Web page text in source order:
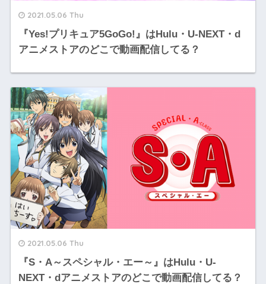
2021.05.06 Thu
『Yes!プリキュア5GoGo!』はHulu・U-NEXT・d
アニメストアのどこで動画配信してる？
2021.05.06 Thu
『S・A～スペシャル・エー～』はHulu・U-
NEXT・dアニメストアのどこで動画配信してる？